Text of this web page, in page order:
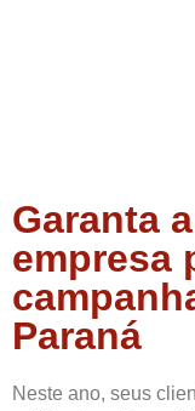
Garanta
empresa
Paraná
Neste ano, seus